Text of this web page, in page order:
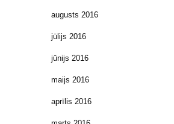
augusts 2016
jūlijs 2016
jūnijs 2016
maijs 2016
aprīlis 2016